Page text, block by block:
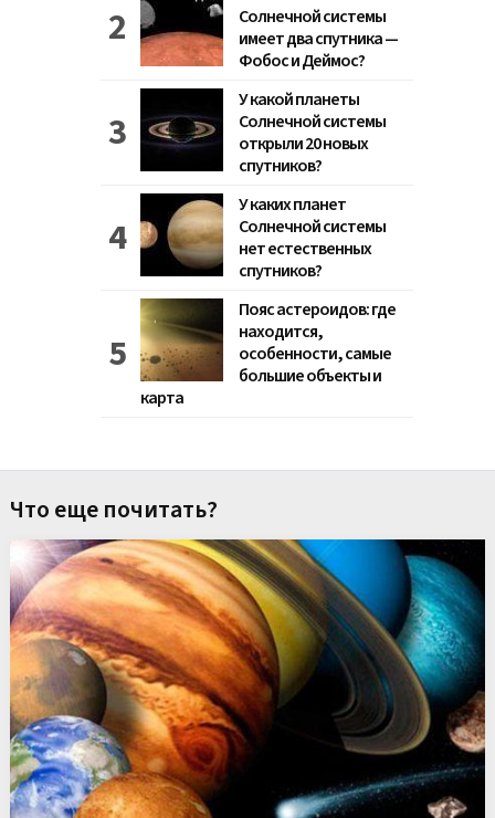
Солнечной системы
имеет два спутника —
Фобос и Деймос?
У какой планеты
Солнечной системы
открыли 20 новых
спутников?
У каких планет
Солнечной системы
нет естественных
спутников?
Пояс астероидов: где
находится,
особенности, самые
большие объекты и
карта
Что еще почитать?